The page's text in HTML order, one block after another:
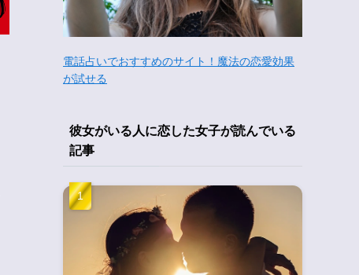
電話占いでおすすめのサイト！魔法の恋愛効果
が試せる
彼女がいる人に恋した女子が読んでいる
記事